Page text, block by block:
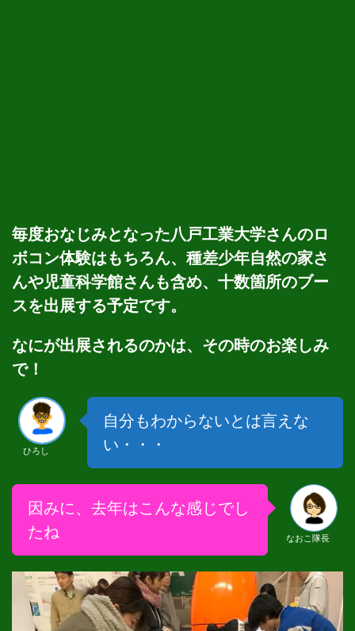
毎度おなじみとなった八戸工業大学さんのロ
ボコン体験はもちろん、種差少年自然の家さ
んや児童科学館さんも含め、十数箇所のブー
スを出展する予定です。
なにが出展されるのかは、その時のお楽しみ
で！
ひろし
自分もわからないとは言えな
い・・・
因みに、去年はこんな感じでし
たね
なおこ隊長